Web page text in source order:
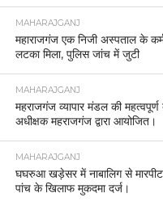
MAHARAJGANJ
महाराजगंज एक निजी अस्पताल के
लटका मिला, पुलिस जांच में जुटी
MAHARAJGANJ
महराजगंज व्यापार मंडल की
अधीक्षक महराजगंज द्वारा आयोजित।
MAHARAJGANJ
घघरुआ खड़ेसर में नाबालिग से मारपीट
पांच के खिलाफ मुकदमा दर्ज।